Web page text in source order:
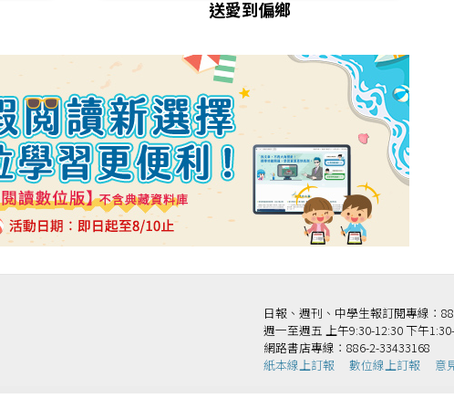
送愛到偏鄉
日報、週刊、中學生報訂閱專線：
週一至週五 上午9:30-12:30 下午
網路書店專線：886-2-33433168
紙本線上訂報
數位線上訂報 意